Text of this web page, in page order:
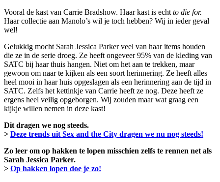
Vooral de kast van Carrie Bradshow. Haar kast is echt to die for.
Haar collectie aan Manolo’s wil je toch hebben? Wij in ieder geval
wel!
Gelukkig mocht Sarah Jessica Parker veel van haar items houden
die ze in de serie droeg. Ze heeft ongeveer 95% van de kleding van
SATC bij haar thuis hangen. Niet om het aan te trekken, maar
gewoon om naar te kijken als een soort herinnering. Ze heeft alles
heel mooi in haar huis opgeslagen als een herinnering aan de tijd in
SATC. Zelfs het kettinkje van Carrie heeft ze nog. Deze heeft ze
ergens heel veilig opgeborgen. Wij zouden maar wat graag een
kijkje willen nemen in deze kast!
Dit dragen we nog steeds.
> Deze trends uit Sex and the City dragen we nu nog steeds!
Zo leer om op hakken te lopen misschien zelfs te rennen net als
Sarah Jessica Parker.
> Op hakken lopen doe je zo!